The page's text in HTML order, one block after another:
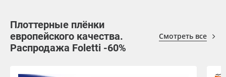
Плоттерные плёнки
европейского качества.
Распродажа Foletti -60%
Смотреть все